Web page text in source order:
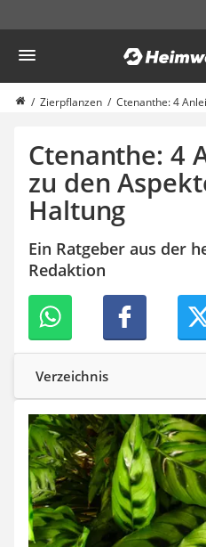
Garten
Akku-Laubsauger
Faltpavillon
Solar-Lichterkette außen
Teleskopleiter
Ameisengift
Pavillon
Sichtschutzstreifen
Akku-Laubbläser
Koifutter
Kassettenmarkise
Bosch-Heckenschere
Stihl-Laubbläser
Minidumper
Zierpflanzen
Ctenanthe: 4
zu den
Haltung
Ein Ratgeber aus der
Redaktion
Verzeichnis